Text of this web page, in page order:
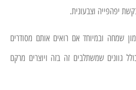
יפהפייה וצבעונית.
שמחה ובמיוחד אם רואים אותם מסודרים
גוונים שמשתלבים זה בזה ויוצרים מרקם